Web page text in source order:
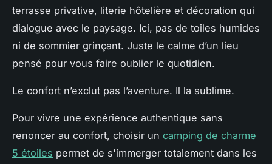
terrasse privative, literie hôtelière et décoration qui
dialogue avec le paysage. Ici, pas de toiles humides
ni de sommier grinçant. Juste le calme d’un lieu
pensé pour vous faire oublier le quotidien.
Le confort n’exclut pas l’aventure. Il la sublime.
Pour vivre une expérience authentique sans
renoncer au confort, choisir un camping de charme
5 étoiles permet de s'immerger totalement dans les